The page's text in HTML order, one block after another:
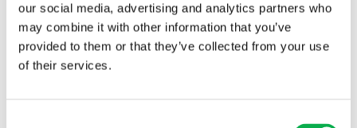
our social media, advertising and analytics partners who
may combine it with other information that you’ve
provided to them or that they’ve collected from your use
of their services.
Höylätty puutavara
Höylätty puu on materiaalina klassinen ja tuo lämpimän